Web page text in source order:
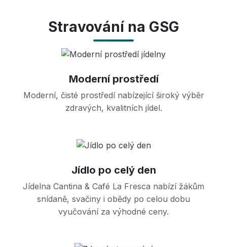
Stravování na GSG
Moderní prostředí
Moderní, čisté prostředí nabízející široký výběr
zdravých, kvalitních jídel.
Jídlo po celý den
Jídelna Cantina & Café La Fresca nabízí žákům
snídaně, svačiny i obědy po celou dobu
vyučování za výhodné ceny.